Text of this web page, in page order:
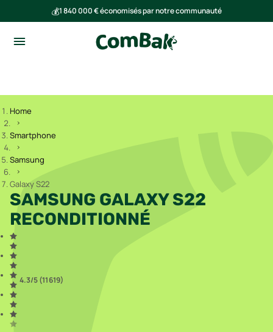
💰1 840 000 € économisés par notre communauté
Home
Smartphone
Samsung
Galaxy S22
SAMSUNG GALAXY S22
RECONDITIONNÉ
4.3/5 (11 619)